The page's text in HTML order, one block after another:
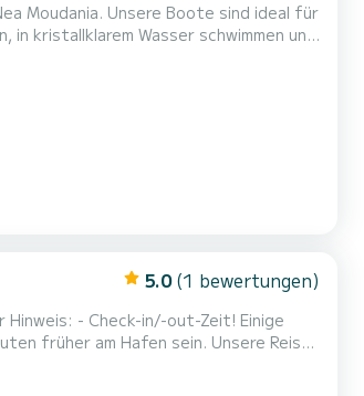
Moudania. Unsere Boote sind ideal für
kristallklarem Wasser schwimmen und
der Kreuzfahrt zusätzlich
Anweisungen vor Ort. Kraftstof...
5.0 (1 bewertungen)
Hinweis: - Check-in/-out-Zeit! Einige
früher am Hafen sein. Unsere Reise
zusätzliche Gebühr und wird nach der